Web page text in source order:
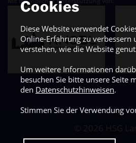
Cookies
Diese Website verwendet
Online-Erfahrung zu verbessern
verstehen, wie die Website
Um weitere Informationen
besuchen Sie bitte unsere Seite
den Datenschutzhinweisen.
Stimmen Sie der Verwendung